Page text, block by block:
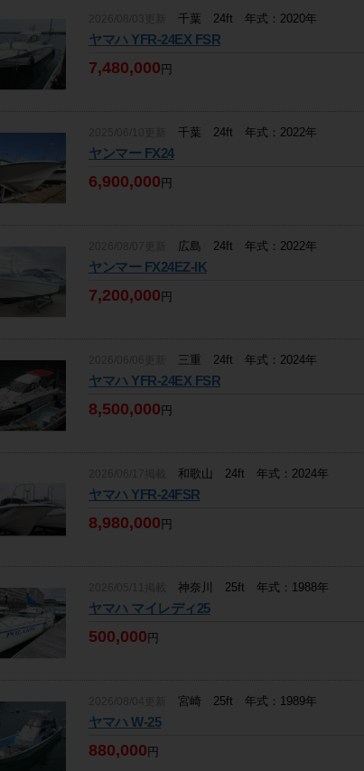
千葉 24ft 年式：2020年
ヤマハ YFR-24EX FSR
7,480,000円
千葉 24ft 年式：2022年
ヤンマー FX24
6,900,000円
広島 24ft 年式：2022年
ヤンマー FX24EZ-IK
7,200,000円
三重 24ft 年式：2024年
ヤマハ YFR-24EX FSR
8,500,000円
和歌山 24ft 年式：2024年
ヤマハ YFR-24FSR
8,980,000円
神奈川 25ft 年式：1988年
ヤマハ マイレディ25
500,000円
宮崎 25ft 年式：1989年
ヤマハ W-25
880,000円